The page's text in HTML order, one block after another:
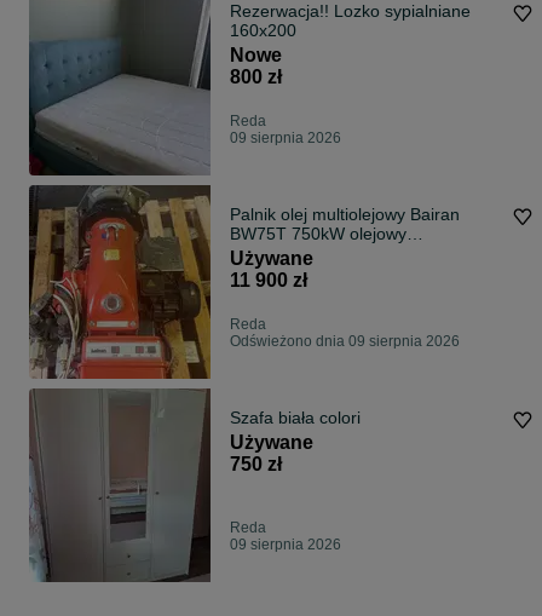
Rezerwacja!! Lozko sypialniane
160x200
Nowe
800 zł
Reda
09 sierpnia 2026
Palnik olej multiolejowy Bairan
BW75T 750kW olejowy
przepracowany
Używane
11 900 zł
Reda
Odświeżono dnia 09 sierpnia 2026
Szafa biała colori
Używane
750 zł
Reda
09 sierpnia 2026